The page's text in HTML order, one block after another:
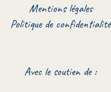
Mentions légales
Politique de confidentialité
Avec le soutien de :